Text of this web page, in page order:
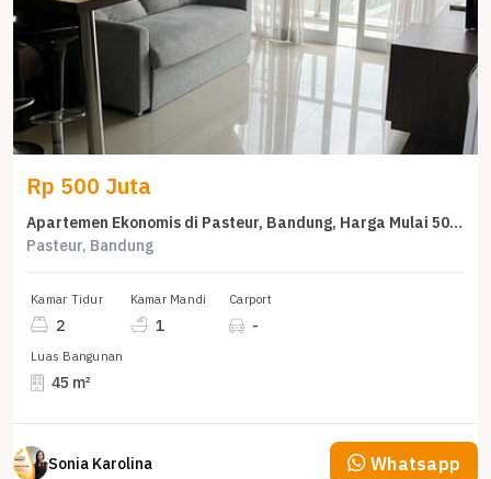
Rp 500 Juta
Apartemen Ekonomis di Pasteur, Bandung, Harga Mulai 500 Juta
Pasteur, Bandung
Kamar Tidur
2
Kamar Mandi
1
Carport
-
Luas Bangunan
45 m²
Sonia Karolina Whatsapp